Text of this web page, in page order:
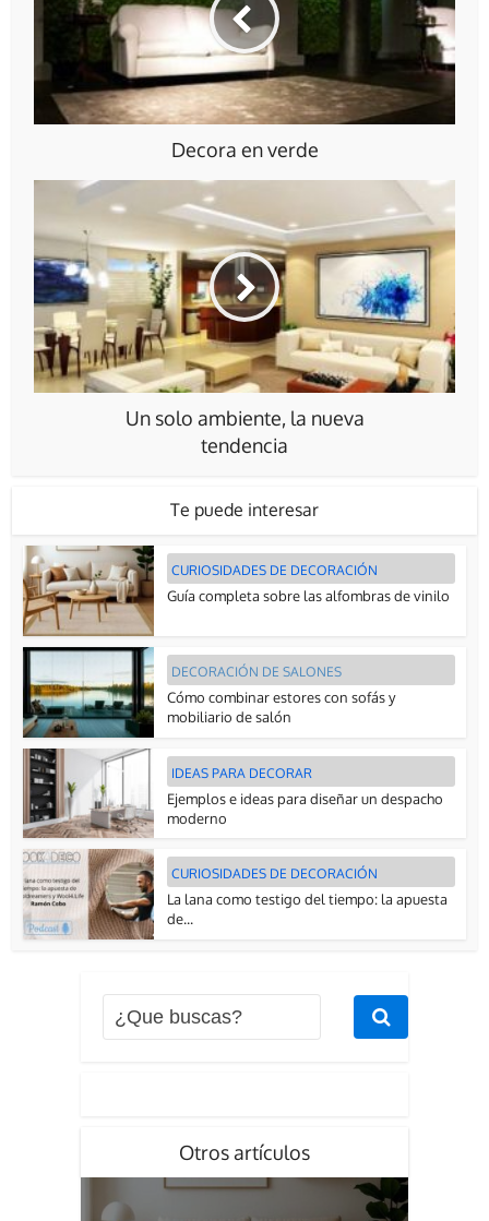
Decora en verde
Un solo ambiente, la nueva
tendencia
Te puede interesar
CURIOSIDADES DE DECORACIÓN
Guía completa sobre las alfombras de vinilo
DECORACIÓN DE SALONES
Cómo combinar estores con sofás y
mobiliario de salón
IDEAS PARA DECORAR
Ejemplos e ideas para diseñar un despacho
moderno
CURIOSIDADES DE DECORACIÓN
La lana como testigo del tiempo: la apuesta
de...
Otros artículos